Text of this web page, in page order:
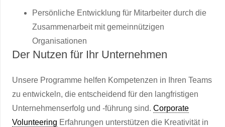
Persönliche Entwicklung für Mitarbeiter durch die
Zusammenarbeit mit gemeinnützigen
Organisationen
Der Nutzen für Ihr Unternehmen
Unsere Programme helfen Kompetenzen in Ihren Teams
zu entwickeln, die entscheidend für den langfristigen
Unternehmenserfolg und -führung sind. Corporate
Volunteering Erfahrungen unterstützen die Kreativität in